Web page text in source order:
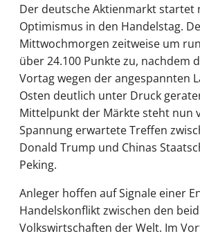
Der deutsche Aktienmarkt startet
Optimismus in den Handelstag.
Mittwochmorgen zeitweise um
über 24.100 Punkte zu, nachdem
Vortag wegen der angespannten
Osten deutlich unter Druck
Mittelpunkt der Märkte steht nun
Spannung erwartete Treffen
Donald Trump und Chinas
Peking.
Anleger hoffen auf Signale einer
Handelskonflikt zwischen den
Volkswirtschaften der Welt. Im